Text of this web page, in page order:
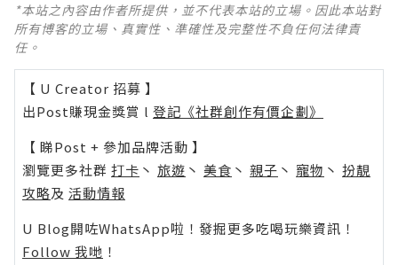
*本站之內容由作者所提供，並不代表本站的立場。因此本站對
所有博客的立場、真實性、準確性及完整性不負任何法律責
任。
【 U Creator 招募 】
出Post賺現金獎賞 l 登記《社群創作有價企劃》
【 睇Post + 參加品牌活動 】
瀏覽更多社群 打卡 丶 旅遊 丶 美食 丶 親子 丶 寵物 丶 扮靚
攻略及 活動情報
U Blog開咗WhatsApp啦！發掘更多吃喝玩樂資訊！
Follow 我哋 ！